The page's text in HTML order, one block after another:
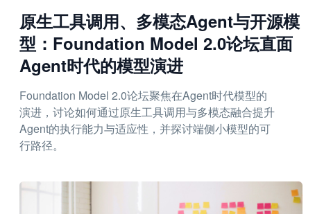
原生工具调用、多模态Agent与开源模
型：Foundation Model 2.0论坛直面
Agent时代的模型演进
Foundation Model 2.0论坛聚焦在Agent时代模型的
演进，讨论如何通过原生工具调用与多模态融合提升
Agent的执行能力与适应性，并探讨端侧小模型的可
行路径。